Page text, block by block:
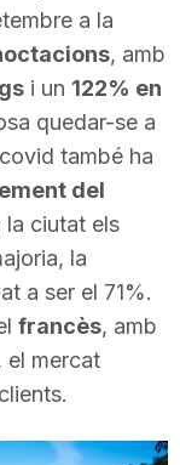
a la
, amb
i un 122% en
quedar-se a
també ha
del
la ciutat els
la
a ser el 71%.
francès, amb
el mercat